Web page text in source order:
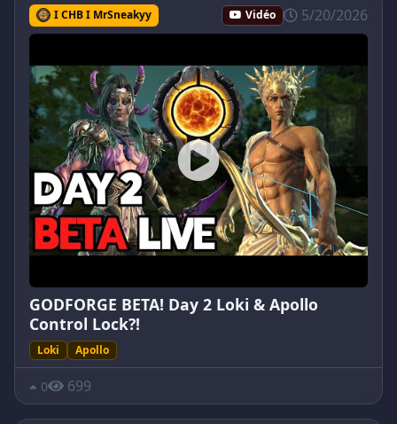
I CHB I MrSneakyy Vidéo 5/20/2026
GODFORGE BETA! Day 2 Loki & Apollo
Control Lock?!
Loki Apollo
0 699